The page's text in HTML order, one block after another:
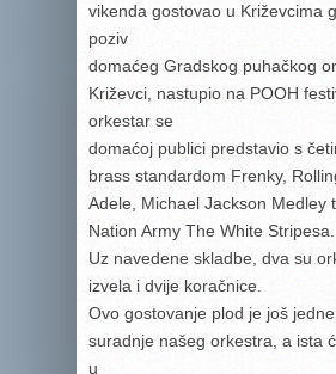
vikenda gostovao u Križevcima
poziv
domaćeg Gradskog puhačkog
Križevci, nastupio na POOH
orkestar se
domaćoj publici predstavio s
brass standardom Frenky,
Adele, Michael Jackson Medley
Nation Army The White Stripesa.
Uz navedene skladbe, dva su
izvela i dvije koračnice.
Ovo gostovanje plod je još
suradnje našeg orkestra, a ista
u